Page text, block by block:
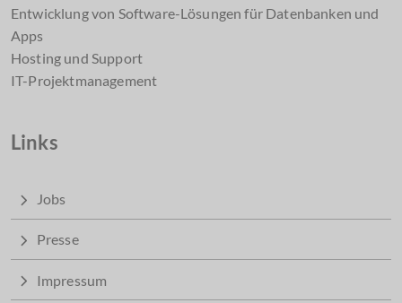
unkomplizierte Buchung.
Optionale direkte Bezahlfunktion für eine nahtlose
Abwicklung.
Automatische Bestätigung und
Reinigungen im Benutzerkonto.
Die Verarbeitung Ihrer Daten in der App unterliegen den
Entwicklung von Software-Lösungen für Datenbanken und
Apps
Hosting und Support
IT-Projektmanagement
Links
Jobs
Presse
Impressum